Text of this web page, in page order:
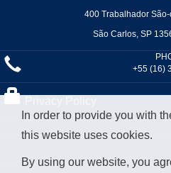
400 Trabalhador
São Carlos, SP
+55 (16)
In order to provide you with
this website uses cookies.
By using our website, you